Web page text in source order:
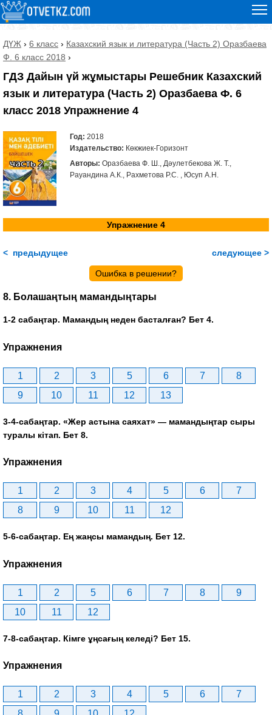
ДҮЖ › 6 класс › Казахский язык и литература (Часть 2) Оразбаева
Ф. 6 класс 2018 ›
ГДЗ Дайын үй жұмыстары Решебник Казахский
язык и литература (Часть 2) Оразбаева Ф. 6
класс 2018 Упражнение 4
Год: 2018
Издательство: Көкжиек-Горизонт
Авторы: Оразбаева Ф. Ш., Дәулетбекова Ж. Т.,
Рауандина А.К., Рахметова Р.С. , Юсуп А.Н.
Упражнение 4
< предыдущее следующее >
Ошибка в решении?
8. Болашаңтың мамандыңтары
1-2 сабаңтар. Мамандың неден басталған? Бет 4.
Упражнения
1 2 3 5 6 7
8
9
10 11 12 13
3-4-сабаңтар. «Жер астына саяхат» — мамандыңтар сыры
туралы кітап. Бет 8.
Упражнения
1 2 3 4 5 6
7
8
9 10 11 12
5-6-сабаңтар. Ең жаңсы мамандың. Бет 12.
Упражнения
1 2 5 6 7 8
9
10
11 12
7-8-сабаңтар. Кімге ұңсағың келеді? Бет 15.
Упражнения
1 2 3 4 5 6
7